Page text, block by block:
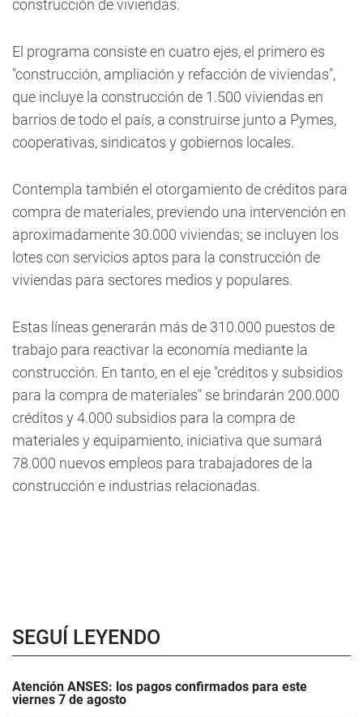
construcción de viviendas.
El programa consiste en cuatro ejes, el primero es
"construcción, ampliación y refacción de viviendas",
que incluye la construcción de 1.500 viviendas en
barrios de todo el país, a construirse junto a Pymes,
cooperativas, sindicatos y gobiernos locales.
Contempla también el otorgamiento de créditos para
compra de materiales, previendo una intervención en
aproximadamente 30.000 viviendas; se incluyen los
lotes con servicios aptos para la construcción de
viviendas para sectores medios y populares.
Estas líneas generarán más de 310.000 puestos de
trabajo para reactivar la economía mediante la
construcción. En tanto, en el eje "créditos y subsidios
para la compra de materiales" se brindarán 200.000
créditos y 4.000 subsidios para la compra de
materiales y equipamiento, iniciativa que sumará
78.000 nuevos empleos para trabajadores de la
construcción e industrias relacionadas.
SEGUÍ LEYENDO
Atención ANSES: los pagos confirmados para este
viernes 7 de agosto